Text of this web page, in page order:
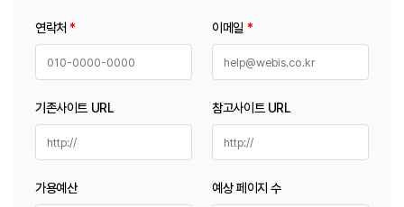
연락처* 이메일 *
기존사이트 URL 참고사이트 URL
가용예산 예상 페이지 수